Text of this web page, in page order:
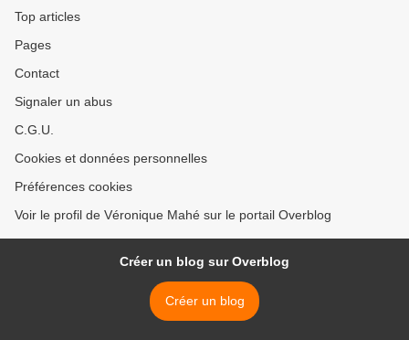
Top articles
Pages
Contact
Signaler un abus
C.G.U.
Cookies et données personnelles
Préférences cookies
Voir le profil de Véronique Mahé sur le portail Overblog
Créer un blog sur Overblog
Créer un blog